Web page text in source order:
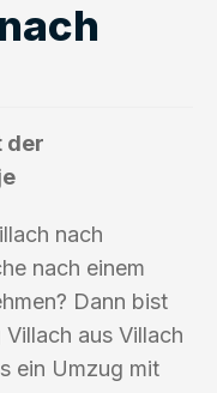
der
nach
nach einem
Dann bist
aus Villach
ein Umzug mit